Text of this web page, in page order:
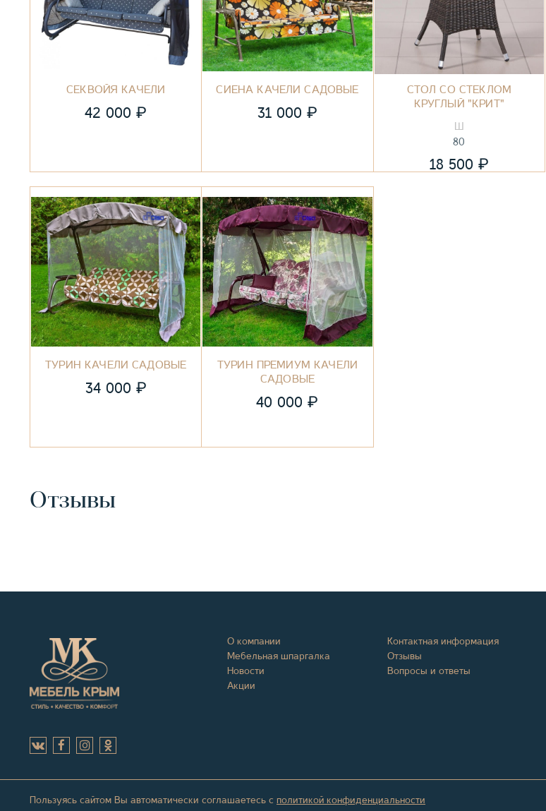
СЕКВОЙЯ КАЧЕЛИ
42 000₽
СИЕНА КАЧЕЛИ САДОВЫЕ
31 000 ₽
СТОЛ СО СТЕКЛОМ
КРУГЛЫЙ "КРИТ"
80
18 500 ₽
ТУРИН КАЧЕЛИ САДОВЫЕ
34 000 ₽
ТУРИН ПРЕМИУМ КАЧЕЛИ
САДОВЫЕ
40 000₽
Отзывы
О компании
Мебельная шпаргалка
Новости
Акции
Контактная информация
Отзывы
Вопросы и ответы
Пользуясь сайтом Вы автоматически соглашаетесь с политикой конфиденциальности